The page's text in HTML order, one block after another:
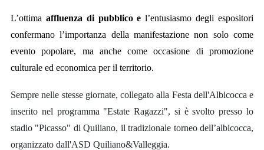
L’ottima affluenza di pubblicoe l’entusiasmo degli espositori
confermano l’importanza della manifestazione non solo come
evento popolare, ma anche come occasione di promozione
culturale ed economica per il territorio.
Sempre nelle stesse giornate, collegato alla Festa dell'Albicocca e
inserito nel programma "Estate Ragazzi", si è svolto presso lo
stadio "Picasso" di Quiliano, il tradizionale torneo dell’albicocca,
organizzato dall'ASD Quiliano&Valleggia.